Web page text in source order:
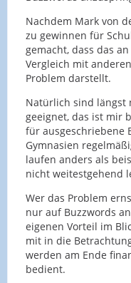
Nachdem Mark von
zu gewinnen für
gemacht, dass das
Vergleich mit
Problem darstellt.
Natürlich sind längst
geeignet, das ist mir
für ausgeschriebene
Gymnasien
laufen anders als
nicht weitestgehend
Wer das Problem
nur auf Buzzwords
eigenen Vorteil im
mit in die
werden am Ende
bedient.